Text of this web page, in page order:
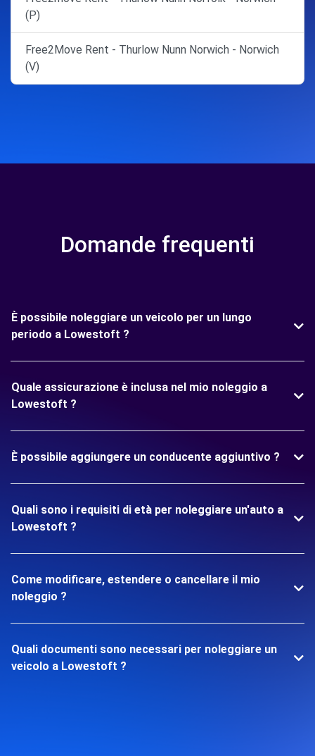
(P)
Free2Move Rent - Thurlow Nunn Norwich - Norwich
(V)
Domande frequenti
È possibile noleggiare un veicolo per un lungo
periodo a Lowestoft ?
Quale assicurazione è inclusa nel mio noleggio a
Lowestoft ?
È possibile aggiungere un conducente aggiuntivo ?
Quali sono i requisiti di età per noleggiare un'auto a
Lowestoft ?
Come modificare, estendere o cancellare il mio
noleggio ?
Quali documenti sono necessari per noleggiare un
veicolo a Lowestoft ?